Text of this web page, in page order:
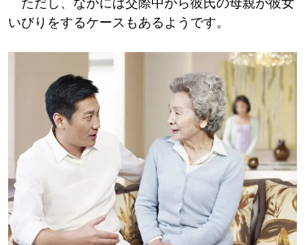
いびりをするケースもあるようです。